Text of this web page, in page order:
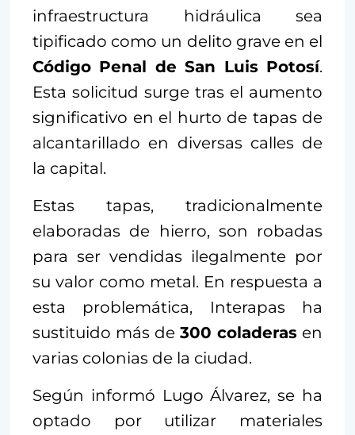
infraestructura hidráulica sea
tipificado como un delito grave en el
Código Penal de San Luis Potosí.
Esta solicitud surge tras el aumento
significativo en el hurto de tapas de
alcantarillado en diversas calles de
la capital.
Estas tapas, tradicionalmente
elaboradas de hierro, son robadas
para ser vendidas ilegalmente por
su valor como metal. En respuesta a
esta problemática, Interapas ha
sustituido más de 300 coladeras en
varias colonias de la ciudad.
Según informó Lugo Álvarez, se ha
optado por utilizar materiales